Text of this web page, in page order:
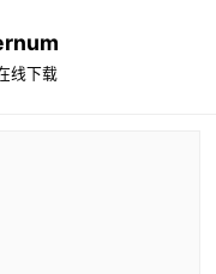
线下载